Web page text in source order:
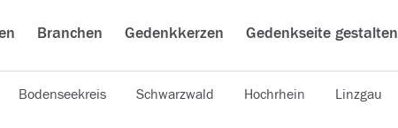
Branchen Gedenkkerzen Gedenkseite gestalten
Bodenseekreis Schwarzwald Hochrhein Linzgau